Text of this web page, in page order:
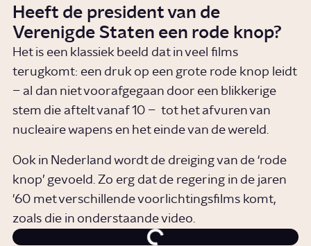
Heeft de president van de
Verenigde Staten een rode knop?
Het is een klassiek beeld dat in veel films
terugkomt: een druk op een grote rode knop leidt
– al dan niet voorafgegaan door een blikkerige
stem die aftelt vanaf 10 – tot het afvuren van
nucleaire wapens en het einde van de wereld.
Ook in Nederland wordt de dreiging van de ‘rode
knop’ gevoeld. Zo erg dat de regering in de jaren
'60 met verschillende voorlichtingsfilms komt,
zoals die in onderstaande video.